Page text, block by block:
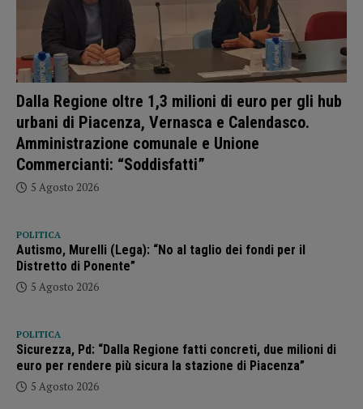
Dalla Regione oltre 1,3 milioni di euro per gli hub
urbani di Piacenza, Vernasca e Calendasco.
Amministrazione comunale e Unione
Commercianti: “Soddisfatti”
5 Agosto 2026
POLITICA
Autismo, Murelli (Lega): “No al taglio dei fondi per il
Distretto di Ponente”
5 Agosto 2026
POLITICA
Sicurezza, Pd: “Dalla Regione fatti concreti, due milioni di
euro per rendere più sicura la stazione di Piacenza”
5 Agosto 2026